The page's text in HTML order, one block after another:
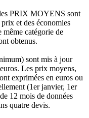
PRIX MOYENS sont
et des économies
même catégorie de
obtenus.
sont mis à jour
Les prix moyens,
exprimées en euros ou
(1er janvier, 1er
12 mois de données
quatre devis.